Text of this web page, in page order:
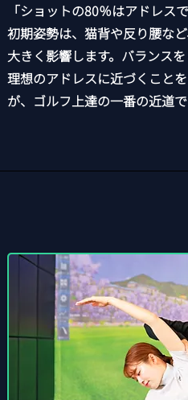
「ショットの80％はアドレス
初期姿勢は、猫背や反り腰な
大きく影響します。バランス
理想のアドレスに近づくこと
が、ゴルフ上達の一番の近道で